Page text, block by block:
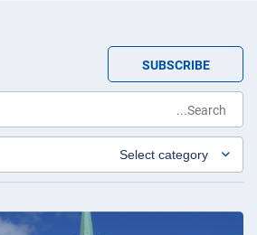
SUBSCRIBE